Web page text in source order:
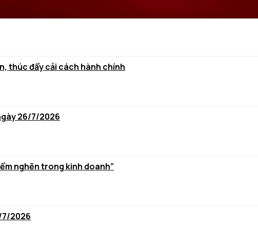
thúc đẩy cải cách hành chính
26/7/2026
nghẽn trong kinh doanh”
7/2026